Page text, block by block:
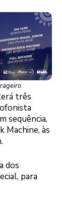
três
sequência,
Machine, às
dos
para